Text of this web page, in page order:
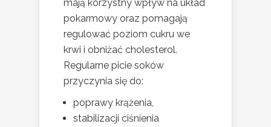
mają korzystny wpływ na układ
pokarmowy oraz pomagają
regulować poziom cukru we
krwi i obniżać cholesterol.
Regularne picie soków
przyczynia się do:
poprawy krążenia,
stabilizacji ciśnienia